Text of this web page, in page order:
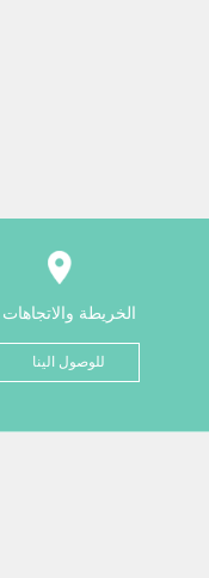
الخريطة والاتجاهات
للوصول الينا